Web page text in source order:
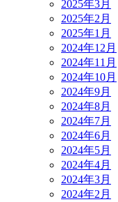
2025年3月
2025年2月
2025年1月
2024年12月
2024年11月
2024年10月
2024年9月
2024年8月
2024年7月
2024年6月
2024年5月
2024年4月
2024年3月
2024年2月